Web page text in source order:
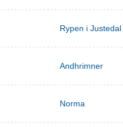
Rypen i Justedal
Andhrimner
Norma